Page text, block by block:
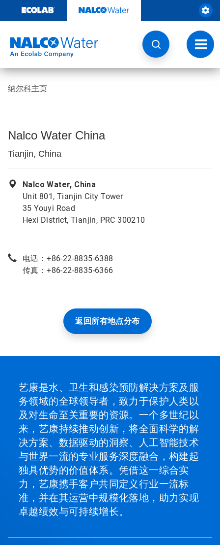
至
切
换
导
航
纳尔科主页
Nalco Water China
Tianjin, China
Nalco Water, China
Unit 801, Tianjin City Tower
35 Youyi Road
Hexi District, Tianjin, PRC 300210
电话：+86-22-8835-6388
传真：+86-22-8835-6366
返回所有地点分布
艺康是水、卫生和感染预防解决方案及服
务领域的全球领导者，致力于保护人类以
及对生命至关重要的资源。一个多世纪以
来，艺康持续推动创新，将全面科学的解
决方案、数据驱动的洞察、人工智能技术
与世界一流的专业服务深度融合，构建起
独具优势的价值体系。凭借这一综合实
力，艺康携手客户共同定义行业一流标
准，并在其运营中规模化落地，助力实现
卓越绩效与可持续增长。